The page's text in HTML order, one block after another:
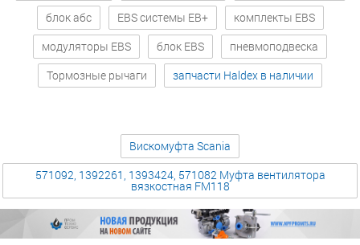
блок абс
EBS системы EB+
комплекты EBS
модуляторы EBS
блок EBS
пневмоподвеска
Тормозные рычаги
запчасти Haldex в наличии
Вискомуфта Scania
571092, 1392261, 1393424, 571082 Муфта вентилятора
вязкостная FM118